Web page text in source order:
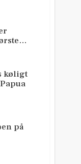
køligt
på